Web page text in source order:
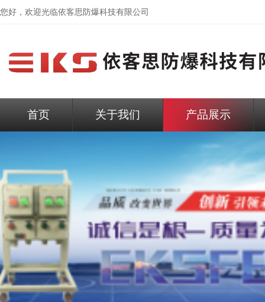
您好，欢迎光临依客思防爆科技有限公司
首页 关于我们 产品展示